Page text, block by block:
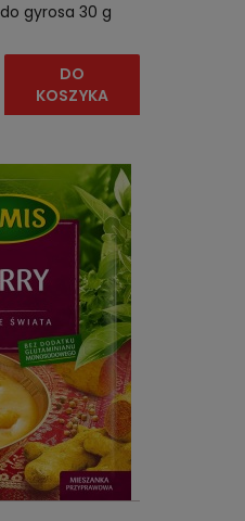
gyrosa 30 g
DO
KOSZYKA